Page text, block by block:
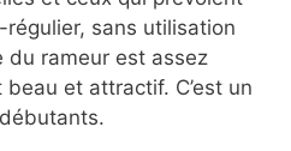
sans utilisation
du rameur est assez
et attractif. C’est un